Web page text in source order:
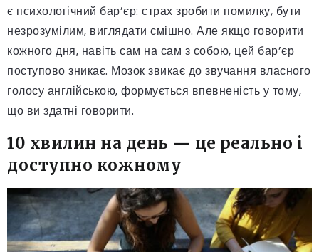
є психологічний бар’єр: страх зробити помилку, бути
незрозумілим, виглядати смішно. Але якщо говорити
кожного дня, навіть сам на сам з собою, цей бар’єр
поступово зникає. Мозок звикає до звучання власного
голосу англійською, формується впевненість у тому,
що ви здатні говорити.
10 хвилин на день — це реально і
доступно кожному